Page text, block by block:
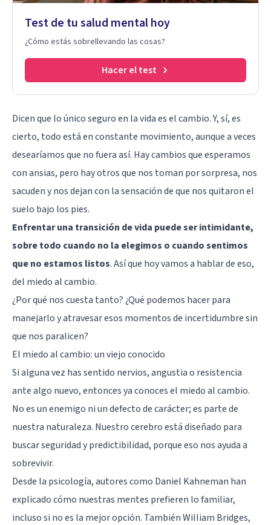
Test de tu salud mental hoy
¿Cómo estás sobrellevando las cosas?
Hacer el test
Dicen que lo único seguro en la vida es el cambio. Y, sí, es
cierto, todo está en constante movimiento, aunque a veces
desearíamos que no fuera así. Hay cambios que esperamos
con ansias, pero hay otros que nos toman por sorpresa, nos
sacuden y nos dejan con la sensación de que nos quitaron el
suelo bajo los pies.
Enfrentar una transición de vida puede ser intimidante,
sobre todo cuando no la elegimos o cuando sentimos
que no estamos listos. Así que hoy vamos a hablar de eso,
del miedo al cambio.
¿Por qué nos cuesta tanto? ¿Qué podemos hacer para
manejarlo y atravesar esos momentos de incertidumbre sin
que nos paralicen?
El miedo al cambio: un viejo conocido
Si alguna vez has sentido nervios, angustia o resistencia
ante algo nuevo, entonces ya conoces el miedo al cambio.
No es un enemigo ni un defecto de carácter; es parte de
nuestra naturaleza. Nuestro cerebro está diseñado para
buscar seguridad y predictibilidad, porque eso nos ayuda a
sobrevivir.
Desde la psicología, autores como Daniel Kahneman han
explicado cómo nuestras mentes prefieren lo familiar,
incluso si no es la mejor opción. También William Bridges,